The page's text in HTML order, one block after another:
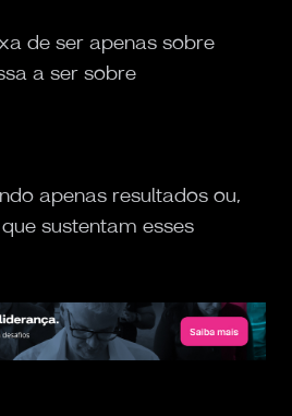
de ser apenas sobre
a ser sobre
apenas resultados ou,
sustentam esses